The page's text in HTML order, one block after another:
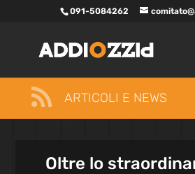
091-5084262
 ARTICOLI E NEWS
Oltre lo